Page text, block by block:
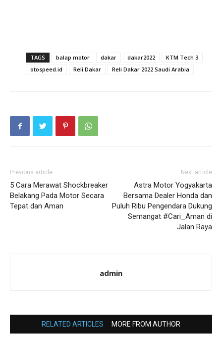
TAGS balap motor dakar dakar2022
KTM Tech 3
otospeed.id
Reli Dakar Reli Dakar 2022 Saudi Arabia
Previous article
5 Cara Merawat Shockbreaker
Belakang Pada Motor Secara
Tepat dan Aman
Next article
Astra Motor Yogyakarta
Bersama Dealer Honda dan
Puluh Ribu Pengendara Dukung
Semangat #Cari_Aman di
Jalan Raya
admin
RELATED ARTICLES MORE FROM AUTHOR